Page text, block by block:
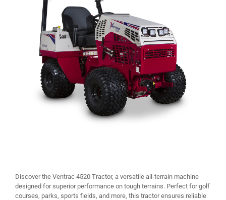
Discover the Ventrac 4520 Tractor, a versatile all-terrain machine
designed for superior performance on tough terrains. Perfect for golf
courses, parks, sports fields, and more, this tractor ensures reliable